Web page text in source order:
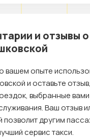
и отзывы
вашем опыте
и оставьте
выбранные
Ваш отзыв
позволит другим
сервис такси.